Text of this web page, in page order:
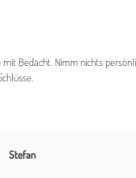
Bedacht. Nimm nichts
Stefan